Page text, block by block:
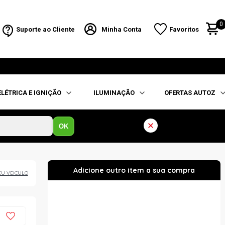
Suporte ao Cliente Minha Conta Favoritos
0
E IGNIÇÃO ILUMINAÇÃO OFERTAS AUTOZ
OK
VEÍCULO